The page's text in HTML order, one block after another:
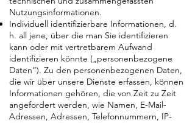
Nutzungsinformationen.
Individuell identifizierbare Informationen, d.
h. all jene, über die man Sie identifizieren
kann oder mit vertretbarem Aufwand
identifizieren könnte („personenbezogene
Daten“). Zu den personenbezogenen Daten,
die wir über unsere Dienste erfassen, können
Informationen gehören, die von Zeit zu Zeit
angefordert werden, wie Namen, E-Mail-
Adressen, Adressen, Telefonnummern, IP-